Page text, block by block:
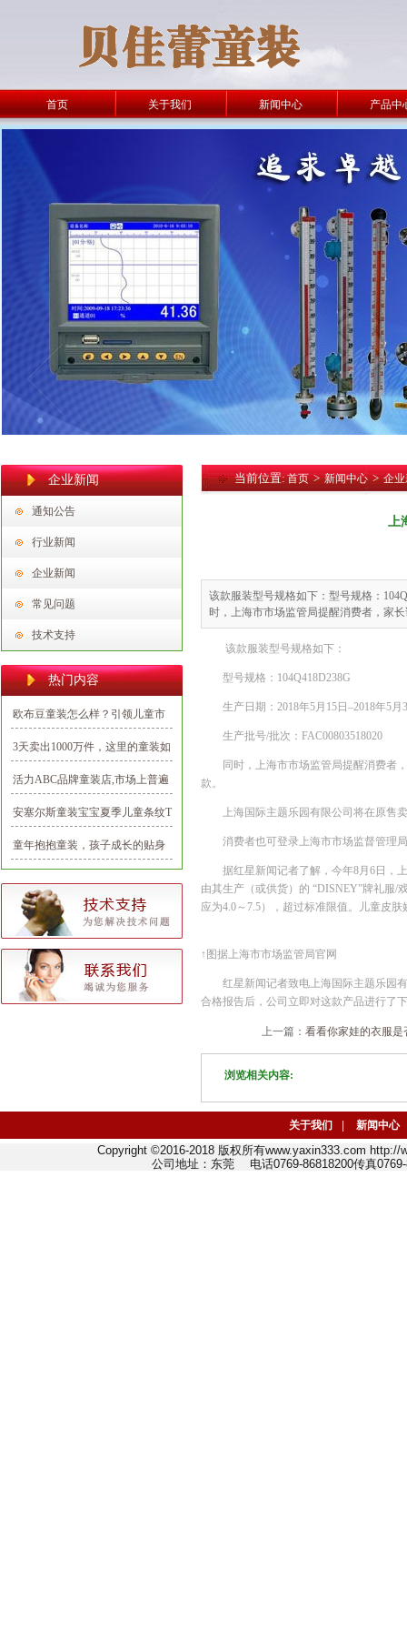
首页 关于我们 新闻中心 产品中
企业新闻
通知公告
行业新闻
企业新闻
常见问题
技术支持
热门内容
欧布豆童装怎么样？引领儿童市
场潮流打造新时代的潮娃
3天卖出1000万件，这里的童装如
何出彩又出圈？
活力ABC品牌童装店,市场上普遍
认可的优质项目
安塞尔斯童装宝宝夏季儿童条纹T
恤1-3岁
童年抱抱童装，孩子成长的贴身
守护神
当前位置:首页>新闻中心>企
上
该款服装型号规格如下：型号规格：
时，上海市市场监管局提醒消费者，家
该款服装型号规格如下：
型号规格：104Q418D238G
生产日期：2018年5月15日–2018年5月
生产批号/批次：FAC00803518020
同时，上海市市场监管局提醒消费者
款。
上海国际主题乐园有限公司将在原售
消费者也可登录上海市市场监督管理
据红星新闻记者了解，今年8月6日，
由其生产（或供货）的 “DISNEY”牌礼服/
应为4.0～7.5），超过标准限值。儿童皮
↑图据上海市市场监管局官网
红星新闻记者致电上海国际主题乐园
合格报告后，公司立即对这款产品进行了
上一篇：看看你家娃的衣服
浏览相关内容:
关于我们 新闻中心
Copyright ©2016-2018 版权所有www.yaxin333.com
公司地址：东莞 电话0769-86818200传真